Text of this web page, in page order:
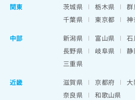
関東
茨城県 栃木県 群
千葉県
東京都 神
中部
新潟県 富山県 石
長野県
岐阜県 静
三重県
近畿
滋賀県 京都府 大
奈良県
和歌山県